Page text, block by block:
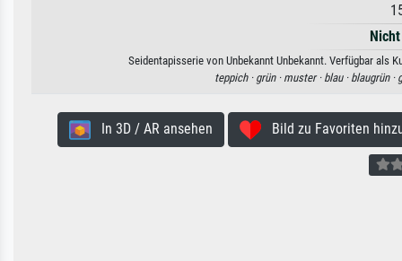
Seidentapisserie von Unbekannt Unbekannt. Verfügbar als
teppich · grün · muster · blau · blaugrün ·
In 3D / AR ansehen Bild zu Favoriten